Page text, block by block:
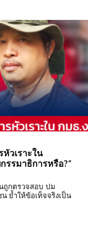
วเราะใน
รรมาธิการหรือ?”
ถูกตรวจสอบ ปม
ย้ำให้ข้อเท็จจริงเป็น